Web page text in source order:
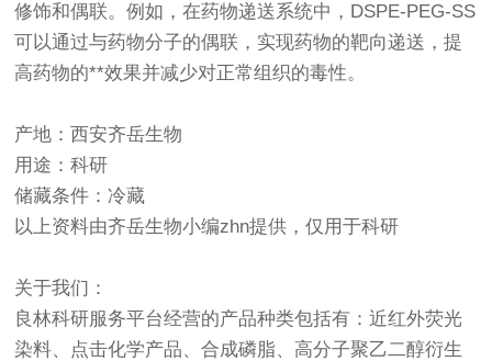
修饰和偶联。例如，在药物递送系统中，DSPE-PEG-SS
可以通过与药物分子的偶联，实现药物的靶向递送，提
高药物的**效果并减少对正常组织的毒性。
产地：西安齐岳生物
用途：科研
储藏条件：冷藏
以上资料由齐岳生物小编zhn提供，仅用于科研
关于我们：
良林科研服务平台经营的产品种类包括有：近红外荧光
染料、点击化学产品、合成磷脂、高分子聚乙二醇衍生